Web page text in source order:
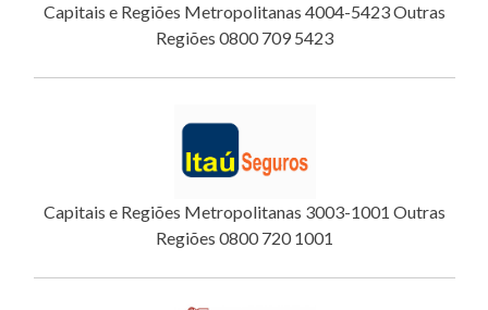
Capitais e Regiões Metropolitanas 4004-5423 Outras
Regiões 0800 709 5423
Capitais e Regiões Metropolitanas 3003-1001 Outras
Regiões 0800 720 1001